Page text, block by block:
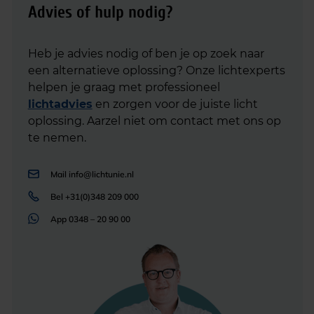
Advies of hulp nodig?
Heb je advies nodig of ben je op zoek naar
een alternatieve oplossing? Onze lichtexperts
helpen je graag met professioneel
lichtadvies en zorgen voor de juiste licht
oplossing. Aarzel niet om contact met ons op
te nemen.
Mail info@lichtunie.nl
Bel +31(0)348 209 000
App 0348 – 20 90 00